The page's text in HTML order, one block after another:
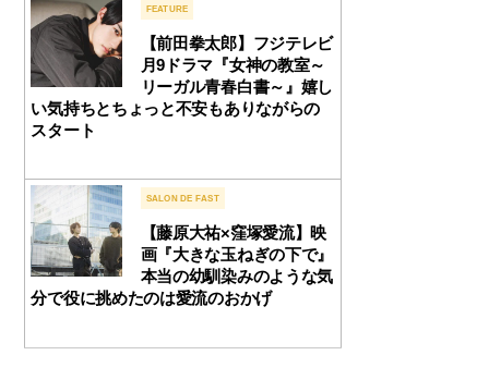
FEATURE
【前田拳太郎】フジテレビ
月9ドラマ『女神の教室～
リーガル青春白書～』嬉し
い気持ちとちょっと不安もありながらの
スタート
SALON DE FAST
【藤原大祐×窪塚愛流】映
画『大きな玉ねぎの下で』
本当の幼馴染みのような気
分で役に挑めたのは愛流のおかげ